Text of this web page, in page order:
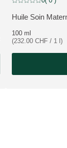
PLUS:
Huile Soin
Note actuelle : 0
100 ml
(232.00 CHF / 1 l)